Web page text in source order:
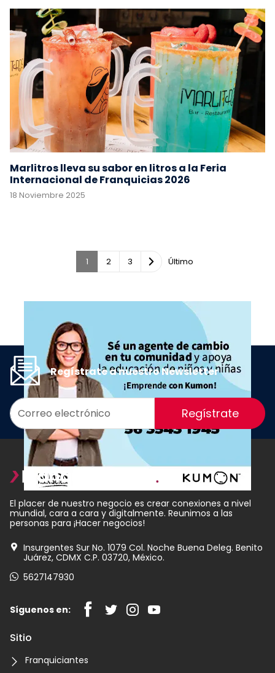
Marlitros lleva su sabor en litros a la Feria
Internacional de Franquicias 2026
18 Noviembre 2025
1 2 3 Último
Regístrate a nuestro Newsletter
Regístrate
El placer de nuestro negocio es crear conexiones a nivel
mundial, cara a cara y digitalmente. Reunimos a las
personas para ¡Hacer negocios!
Insurgentes Sur No. 1079 Col. Noche Buena Deleg. Benito
Juárez, CDMX C.P. 03720, México.
5627147930
Síguenos en:
Sitio
Franquiciantes